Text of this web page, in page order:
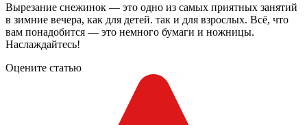
Вырезание снежинок — это одно из самых приятных занятий
в зимние вечера, как для детей. так и для взрослых. Всё, что
вам понадобится — это немного бумаги и ножницы.
Наслаждайтесь!
Оцените статью